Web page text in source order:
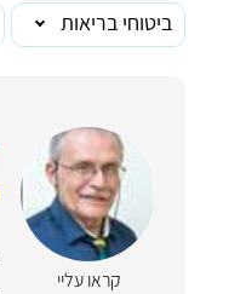
ביטוחי בריאות
קראו עליי